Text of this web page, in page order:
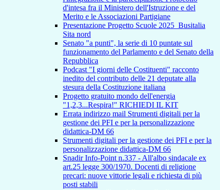
d'intesa fra il Ministero dell'Istruzione e del
Merito e le Associazioni Partigiane
Presentazione Progetto Scuole 2025_Busitalia
Sita nord
Senato "a punti", la serie di 10 puntate sul
funzionamento del Parlamento e del Senato della
Repubblica
Podcast "I giorni delle Costituenti" racconto
inedito del contributo delle 21 deputate alla
stesura della Costituzione italiana
Progetto gratuito mondo dell'energia
"1,2,3...Respira!" RICHIEDI IL KIT
Errata indirizzo mail Strumenti digitali per la
gestione dei PFI e per la personalizzazione
didattica-DM 66
Strumenti digitali per la gestione dei PFI e per la
personalizzazione didattica-DM 66
Snadir Info-Point n.337 - All'albo sindacale ex
art.25 legge 300/1970. Docenti di religione
precari: nuove vittorie legali e richiesta di più
posti stabili